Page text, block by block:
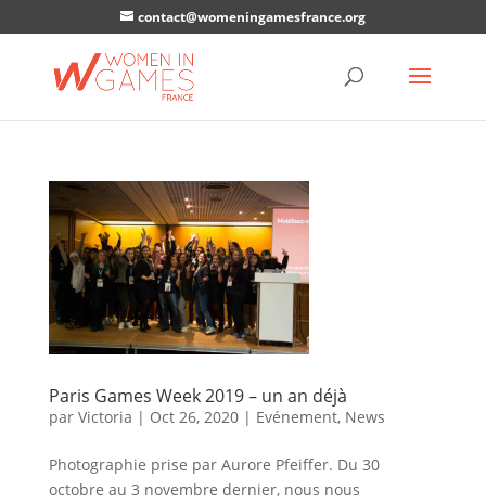
contact@womeningamesfrance.org
Paris Games Week 2019 – un an déjà
par Victoria | Oct 26, 2020| Evénement, News
Photographie prise par Aurore Pfeiffer. Du 30
octobre au 3 novembre dernier, nous nous